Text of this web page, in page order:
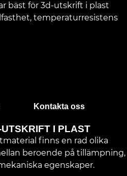
bäst för 3d-utskrift i plast
temperaturresistens
Kontakta oss
I PLAST
finns en rad olika
beroende på tillämpning,
egenskaper.